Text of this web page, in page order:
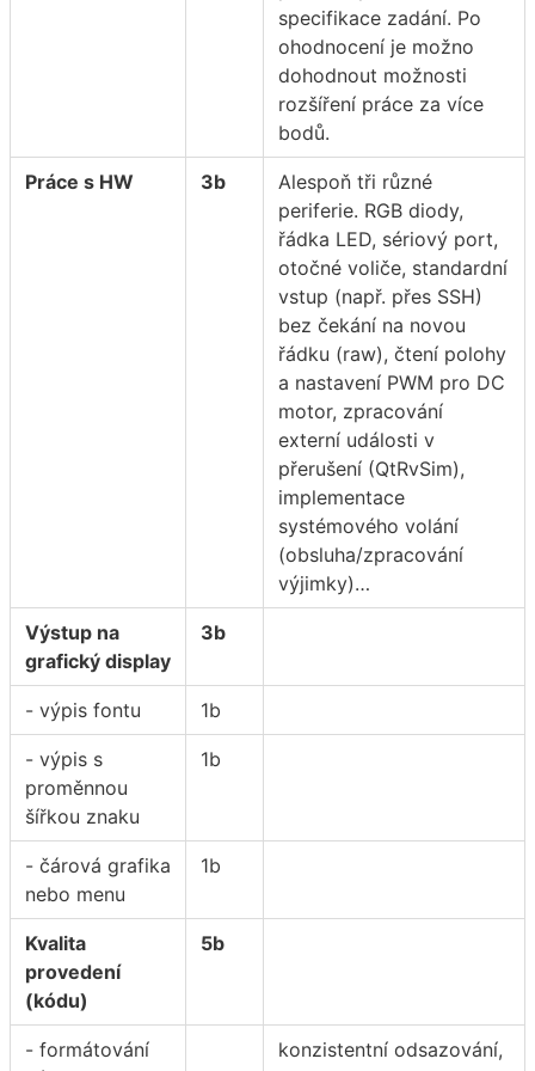
specifikace zadání. Po
ohodnocení je možno
dohodnout možnosti
rozšíření práce za více
bodů.
Práce s HW 3b
Alespoň tři různé
periferie. RGB diody,
řádka LED, sériový port,
otočné voliče, standardní
vstup (např. přes SSH)
bez čekání na novou
řádku (raw), čtení polohy
a nastavení PWM pro DC
motor, zpracování
externí události v
přerušení (QtRvSim),
implementace
systémového volání
(obsluha/zpracování
výjimky)…
Výstup na
grafický display
3b
- výpis fontu 1b
- výpis s
proměnnou
šířkou znaku
1b
- čárová grafika
nebo menu
1b
Kvalita
provedení
(kódu)
5b
- formátování
konzistentní odsazování,